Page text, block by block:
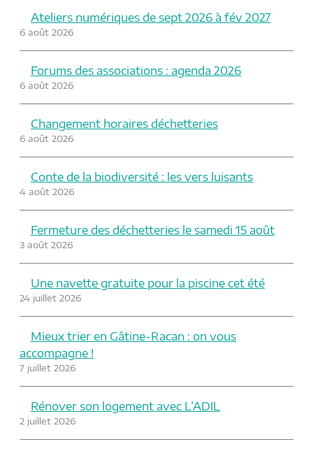
Ateliers numériques de sept 2026 à fév 2027
6 août 2026
Forums des associations : agenda 2026
6 août 2026
Changement horaires déchetteries
6 août 2026
Conte de la biodiversité : les vers luisants
4 août 2026
Fermeture des déchetteries le samedi 15 août
3 août 2026
Une navette gratuite pour la piscine cet été
24 juillet 2026
Mieux trier en Gâtine-Racan : on vous
accompagne !
7 juillet 2026
Rénover son logement avec L’ADIL
2 juillet 2026